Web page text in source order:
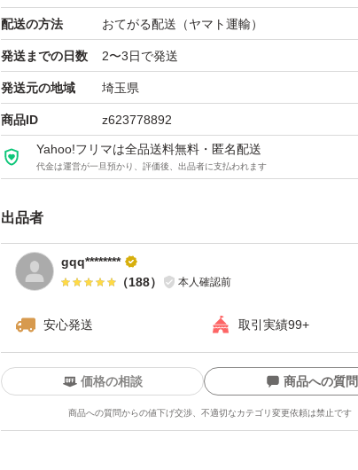
配送の方法 おてがる配送（ヤマト運輸）
発送までの日数 2〜3日で発送
発送元の地域 埼玉県
商品ID z623778892
Yahoo!フリマは全品送料無料・匿名配送
代金は運営が一旦預かり、評価後、出品者に支払われます
出品者
gqq********
（188） 本人確認前
安心発送 取引実績99+
価格の相談 商品への質問
商品への質問からの値下げ交渉、不適切なカテゴリ変更依頼は禁止です